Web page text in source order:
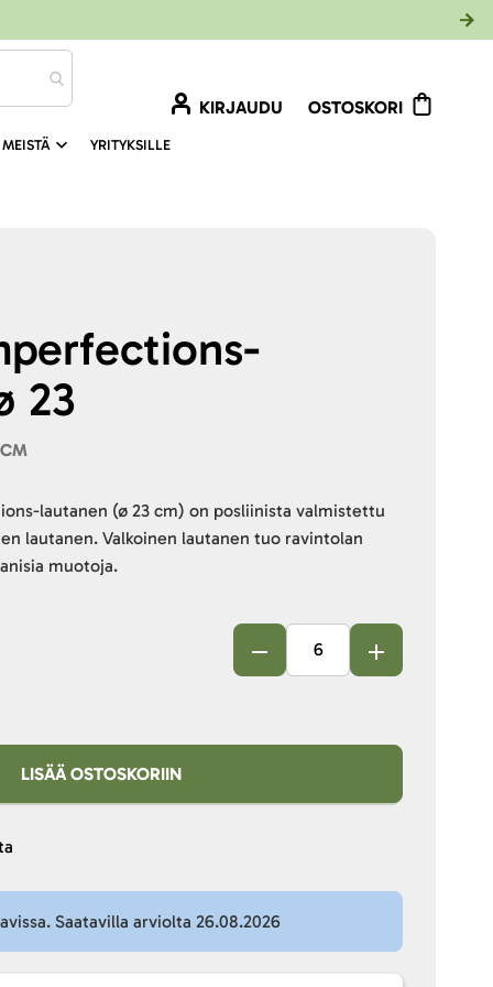
KIRJAUDU OSTOSKORI
YRITYKSILLE
23
lautanen (ø 23 cm) on posliinista valmistettu
lautanen. Valkoinen lautanen tuo ravintolan
muotoja.
LISÄÄ OSTOSKORIIN
Saatavilla arviolta 26.08.2026